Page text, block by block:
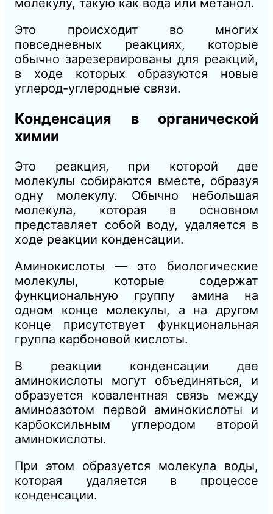
Это происходит во многих
повседневных реакциях, которые
обычно зарезервированы для реакций,
в ходе которых образуются новые
углерод-углеродные связи.
Конденсация в органической
химии
Это реакция, при которой две
молекулы собираются вместе, образуя
одну молекулу. Обычно небольшая
молекула, которая в основном
представляет собой воду, удаляется в
ходе реакции конденсации.
Аминокислоты — это биологические
молекулы, которые содержат
функциональную группу амина на
одном конце молекулы, а на другом
конце присутствует функциональная
группа карбоновой кислоты.
В реакции конденсации две
аминокислоты могут объединяться, и
образуется ковалентная связь между
аминоазотом первой аминокислоты и
карбоксильным углеродом второй
аминокислоты.
При этом образуется молекула воды,
которая удаляется в процессе
конденсации.